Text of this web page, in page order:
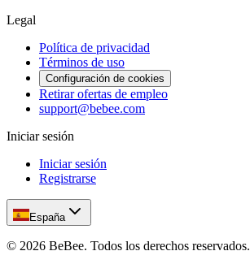
Legal
Política de privacidad
Términos de uso
Configuración de cookies
Retirar ofertas de empleo
support@bebee.com
Iniciar sesión
Iniciar sesión
Registrarse
España
© 2026 BeBee. Todos los derechos reservados.